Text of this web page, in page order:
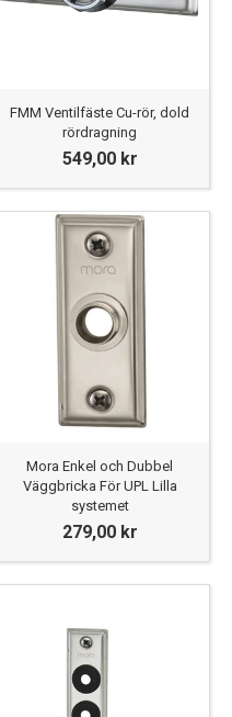
FMM Ventilfäste Cu-rör, dold
rördragning
549,00 kr
Mora Enkel och Dubbel
Väggbricka För UPL Lilla
systemet
279,00 kr